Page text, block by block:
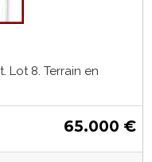
Lot 8. Terrain en
65.000 €